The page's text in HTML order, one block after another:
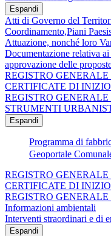
Espandi
Atti di Governo del
Coordinamento,Piani
Attuazione, nonché loro
Documentazione relativa
approvazione delle
REGISTRO
CERTIFICATE DI
REGISTRO GENERALE
STRUMENTI
Espandi
Programma di
Geoportale
REGISTRO
CERTIFICATE DI
REGISTRO GENERALE
Informazioni ambientali
Interventi straordinari e di
Espandi